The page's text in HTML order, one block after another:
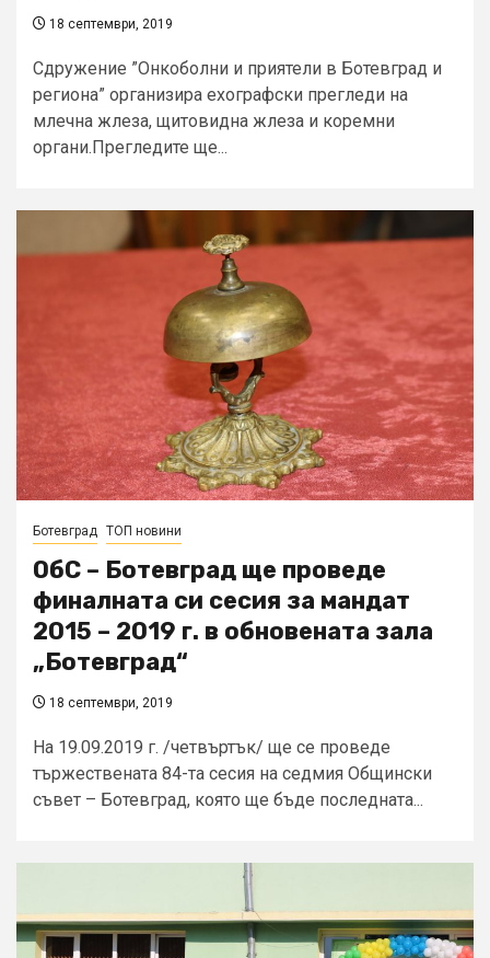
18 септември, 2019
Сдружение ”Онкоболни и приятели в Ботевград и
региона” организира ехографски прегледи на
млечна жлеза, щитовидна жлеза и коремни
органи.Прегледите ще...
Ботевград ТОП новини
ОбС – Ботевград ще проведе
финалната си сесия за мандат
2015 – 2019 г. в обновената зала
„Ботевград“
18 септември, 2019
На 19.09.2019 г. /четвъртък/ ще се проведе
тържествената 84-та сесия на седмия Общински
съвет – Ботевград, която ще бъде последната...